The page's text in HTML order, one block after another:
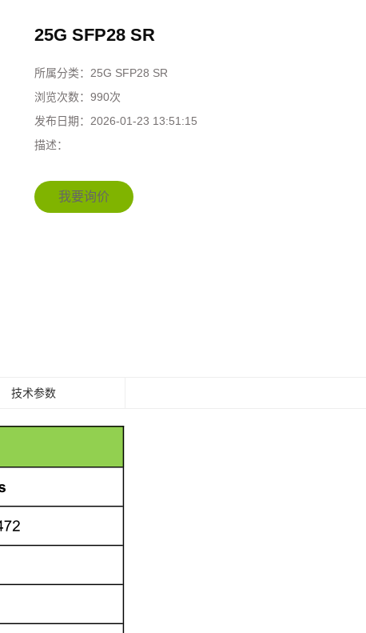
25G SFP28 SR
所属分类： 25G SFP28 SR
浏览次数： 990次
发布日期： 2026-01-23 13:51:15
描述：
我要询价
技术参数